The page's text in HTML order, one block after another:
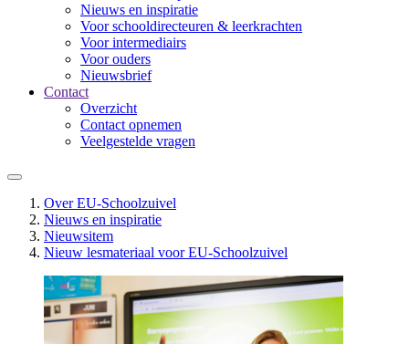
Nieuws en inspiratie
Voor schooldirecteuren & leerkrachten
Voor intermediairs
Voor ouders
Nieuwsbrief
Contact
Overzicht
Contact opnemen
Veelgestelde vragen
Over EU-Schoolzuivel
Nieuws en inspiratie
Nieuwsitem
Nieuw lesmateriaal voor EU-Schoolzuivel